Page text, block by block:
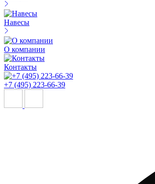
Навесы
О компании
Контакты
+7 (495) 223-66-39